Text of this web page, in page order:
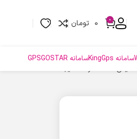
0
0 تومان
سامانه KingGps
سامانه GPSGOSTAR
نمایش 25–36 از 42 نتیجه